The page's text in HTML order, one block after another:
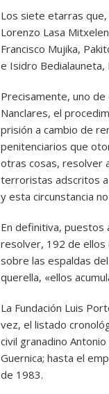
Los siete etarras que,
Lorenzo Lasa
Francisco Mujika,
e Isidro Bedialauneta,
Precisamente, uno
Nanclares, el
prisión a cambio de
penitenciarios que
otras cosas, resolver
terroristas adscritos a
y esta circunstancia
En definitiva, puestos
resolver, 192 de ellos
sobre las espaldas
querella, «ellos
La Fundación Luis
vez, el listado
civil granadino
Guernica; hasta el
de 1983.